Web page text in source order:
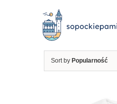
Sort by Popularność